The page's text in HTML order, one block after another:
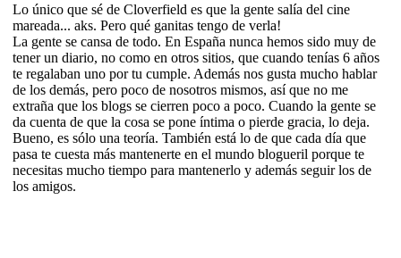
Lo único que sé de Cloverfield es que la gente salía del cine
mareada... aks. Pero qué ganitas tengo de verla!
La gente se cansa de todo. En España nunca hemos sido muy de
tener un diario, no como en otros sitios, que cuando tenías 6 años
te regalaban uno por tu cumple. Además nos gusta mucho hablar
de los demás, pero poco de nosotros mismos, así que no me
extraña que los blogs se cierren poco a poco. Cuando la gente se
da cuenta de que la cosa se pone íntima o pierde gracia, lo deja.
Bueno, es sólo una teoría. También está lo de que cada día que
pasa te cuesta más mantenerte en el mundo blogueril porque te
necesitas mucho tiempo para mantenerlo y además seguir los de
los amigos.